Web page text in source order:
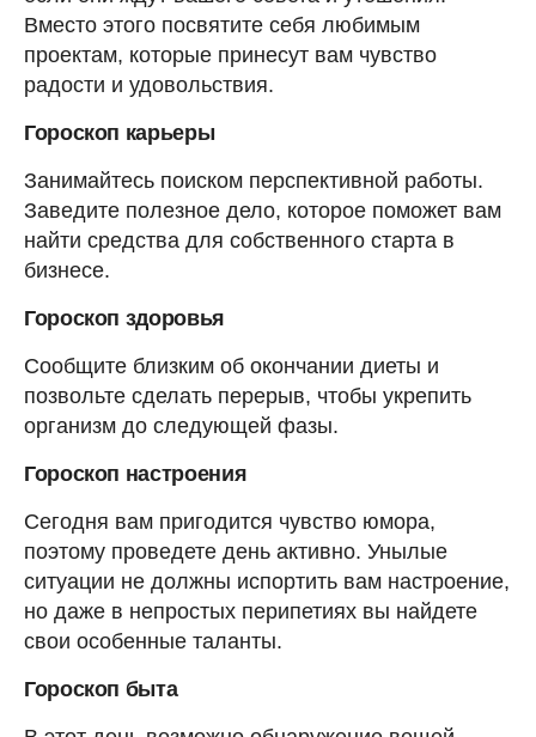
Вместо этого посвятите себя любимым
проектам, которые принесут вам чувство
радости и удовольствия.
Гороскоп карьеры
Занимайтесь поиском перспективной работы.
Заведите полезное дело, которое поможет вам
найти средства для собственного старта в
бизнесе.
Гороскоп здоровья
Сообщите близким об окончании диеты и
позвольте сделать перерыв, чтобы укрепить
организм до следующей фазы.
Гороскоп настроения
Сегодня вам пригодится чувство юмора,
поэтому проведете день активно. Унылые
ситуации не должны испортить вам настроение,
но даже в непростых перипетиях вы найдете
свои особенные таланты.
Гороскоп быта